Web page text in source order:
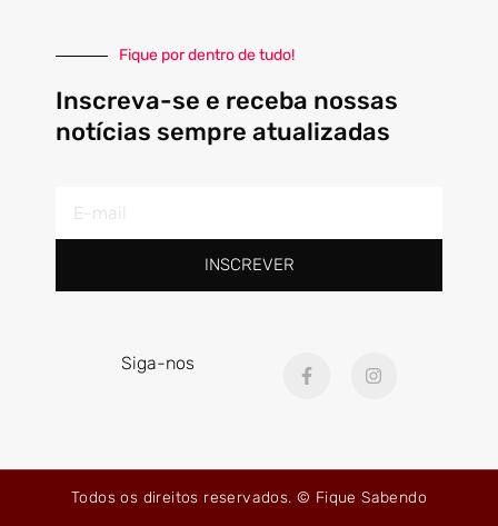
Fique por dentro de tudo!
Inscreva-se e receba nossas
notícias sempre atualizadas
mail
INSCREVER
Siga-nos
a
o
-
n
r
m
Todos os direitos reservados. © Fique Sabendo